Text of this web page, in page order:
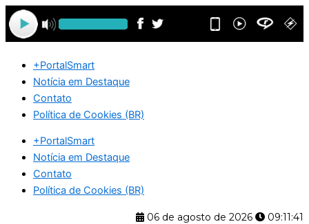
Ir
para
o
+PortalSmart
Notícia em Destaque
Contato
Política de Cookies (BR)
+PortalSmart
Notícia em Destaque
Contato
Política de Cookies (BR)
06 de agosto de 2026
09:11:42